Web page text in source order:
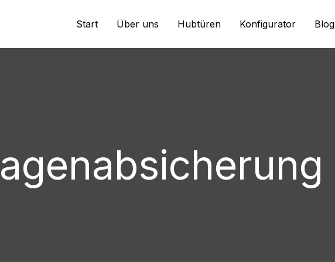
Start Über uns Hubtüren Konfigurator Blog